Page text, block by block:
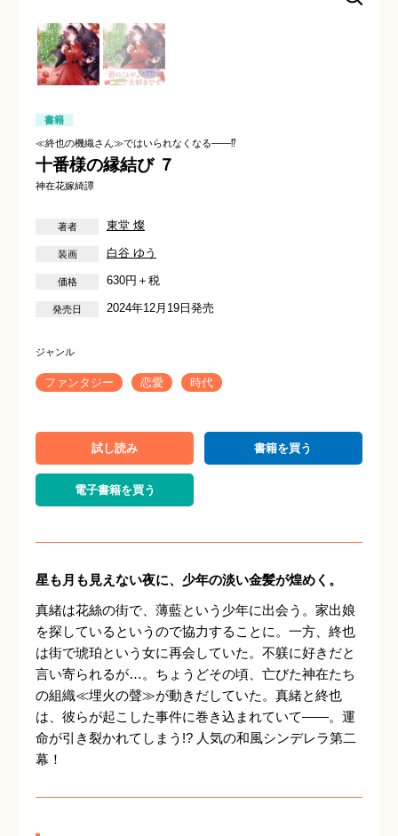
書籍
≪終也の機織さん≫ではいられなくなる――⁉
十番様の縁結び ７
神在花嫁綺譚
東堂 燦
白谷 ゆう
630円＋税
2024年12月19日発売
ファンタジー 恋愛 時代
試し読み 書籍を買う
電子書籍を買う
星も月も見えない夜に、少年の淡い金髪が煌めく。
真緒は花絲の街で、薄藍という少年に出会う。家出娘
を探しているというので協力することに。一方、終也
は街で琥珀という女に再会していた。不躾に好きだと
言い寄られるが…。ちょうどその頃、亡びた神在たち
の組織≪埋火の聲≫が動きだしていた。真緒と終也
は、彼らが起こした事件に巻き込まれていて――。運
命が引き裂かれてしまう!? 人気の和風シンデレラ第二
幕！